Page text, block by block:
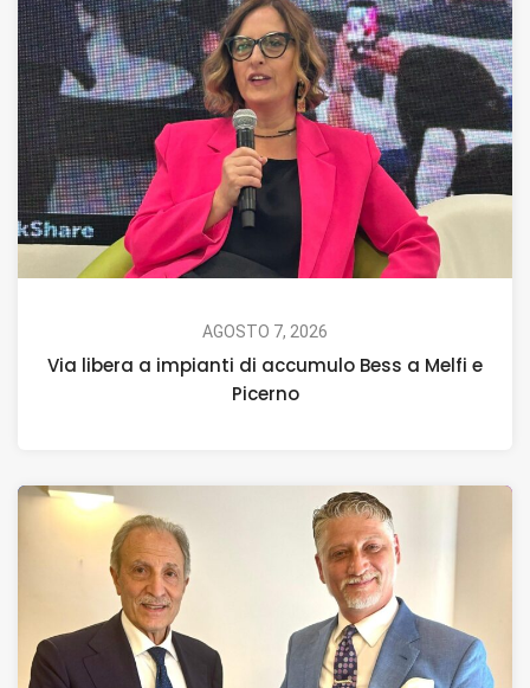
AGOSTO 7, 2026
Via libera a impianti di accumulo Bess a Melfi e
Picerno